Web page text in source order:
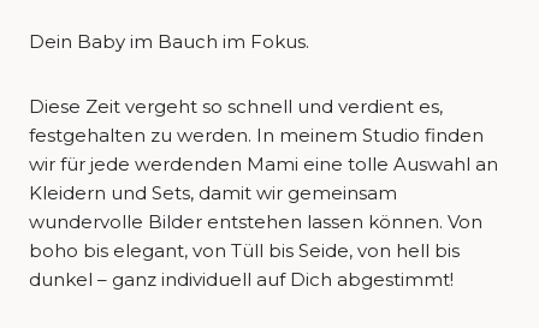
Dein Baby im Bauch im Fokus.
Diese Zeit vergeht so schnell und verdient es,
festgehalten zu werden. In meinem Studio finden
wir für jede werdenden Mami eine tolle Auswahl an
Kleidern und Sets, damit wir gemeinsam
wundervolle Bilder entstehen lassen können. Von
boho bis elegant, von Tüll bis Seide, von hell bis
dunkel – ganz individuell auf Dich abgestimmt!